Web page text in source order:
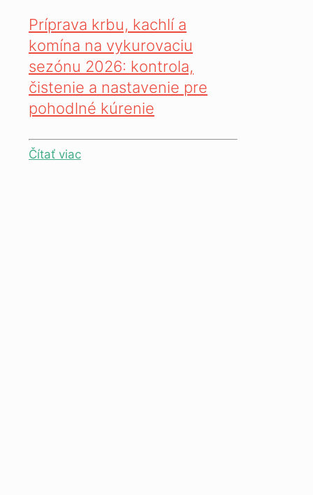
Príprava krbu, kachlí a
komína na vykurovaciu
sezónu 2026: kontrola,
čistenie a nastavenie pre
pohodlné kúrenie
Čítať viac